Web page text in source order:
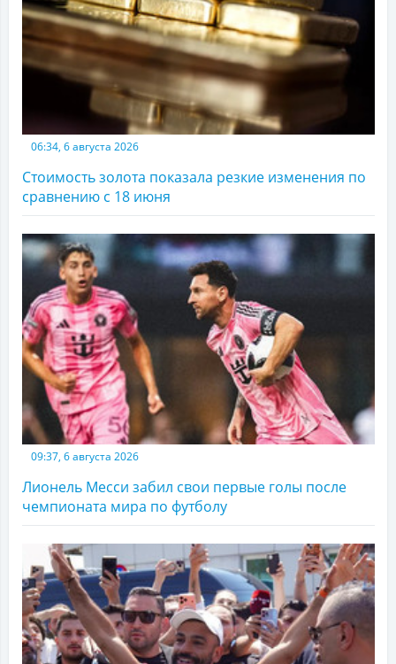
06:34, 6 августа 2026
Стоимость золота показала резкие изменения по
сравнению с 18 июня
09:37, 6 августа 2026
Лионель Месси забил свои первые голы после
чемпионата мира по футболу